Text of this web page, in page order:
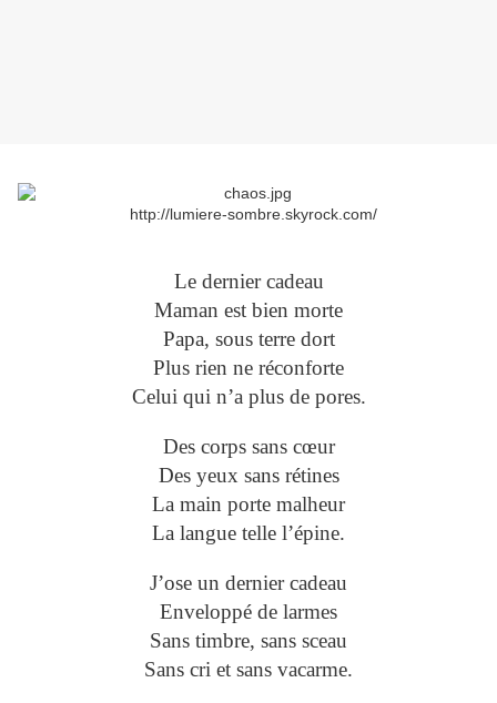
http://lumiere-sombre.skyrock.com/
Le dernier cadeau
Maman est bien morte
Papa, sous terre dort
Plus rien ne réconforte
Celui qui n’a plus de pores.
Des corps sans cœur
Des yeux sans rétines
La main porte malheur
La langue telle l’épine.
J’ose un dernier cadeau
Enveloppé de larmes
Sans timbre, sans sceau
Sans cri et sans vacarme.